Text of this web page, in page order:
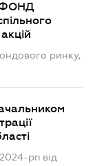
ФОНД
ринку,
рп від